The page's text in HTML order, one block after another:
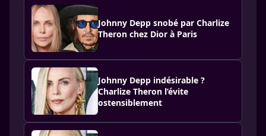
Johnny Depp snobé par Charlize
Theron chez Dior à Paris
Johnny Depp indésirable ?
Charlize Theron l’évite
ostensiblement